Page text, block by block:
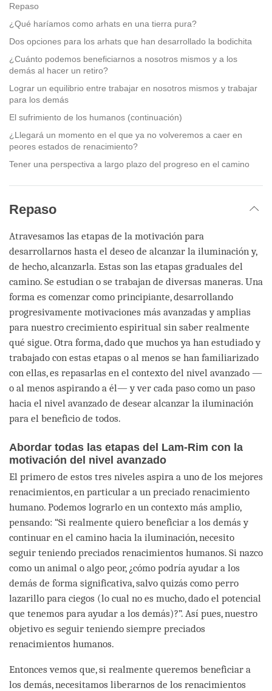
Repaso
¿Qué haríamos como arhats en una tierra pura?
Dos opciones para los arhats que han desarrollado la bodichita
¿Cuánto podemos beneficiarnos a nosotros mismos y a los
demás al hacer un retiro?
Lograr un equilibrio entre trabajar en nosotros mismos y trabajar
para los demás
El sufrimiento de los humanos (continuación)
¿Llegará un momento en el que ya no volveremos a caer en
peores estados de renacimiento?
Tener una perspectiva a largo plazo del progreso en el camino
Repaso
Atravesamos las etapas de la motivación para
desarrollarnos hasta el deseo de alcanzar la iluminación y,
de hecho, alcanzarla. Estas son las etapas graduales del
camino. Se estudian o se trabajan de diversas maneras. Una
forma es comenzar como principiante, desarrollando
progresivamente motivaciones más avanzadas y amplias
para nuestro crecimiento espiritual sin saber realmente
qué sigue. Otra forma, dado que muchos ya han estudiado y
trabajado con estas etapas o al menos se han familiarizado
con ellas, es repasarlas en el contexto del nivel avanzado —
o al menos aspirando a él— y ver cada paso como un paso
hacia el nivel avanzado de desear alcanzar la iluminación
para el beneficio de todos.
Abordar todas las etapas del Lam-Rim con la
motivación del nivel avanzado
El primero de estos tres niveles aspira a uno de los mejores
renacimientos, en particular a un preciado renacimiento
humano. Podemos lograrlo en un contexto más amplio,
pensando: “Si realmente quiero beneficiar a los demás y
continuar en el camino hacia la iluminación, necesito
seguir teniendo preciados renacimientos humanos. Si nazco
como un animal o algo peor, ¿cómo podría ayudar a los
demás de forma significativa, salvo quizás como perro
lazarillo para ciegos (lo cual no es mucho, dado el potencial
que tenemos para ayudar a los demás)?”. Así pues, nuestro
objetivo es seguir teniendo siempre preciados
renacimientos humanos.
Entonces vemos que, si realmente queremos beneficiar a
los demás, necesitamos liberarnos de los renacimientos